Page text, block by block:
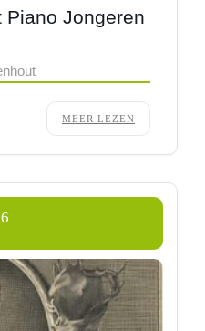
Piano Jongeren
MEER LEZEN